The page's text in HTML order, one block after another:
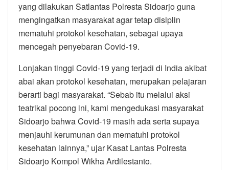
yang dilakukan Satlantas Polresta Sidoarjo guna
mengingatkan masyarakat agar tetap disiplin
mematuhi protokol kesehatan, sebagai upaya
mencegah penyebaran Covid-19.
Lonjakan tinggi Covid-19 yang terjadi di India akibat
abai akan protokol kesehatan, merupakan pelajaran
berarti bagi masyarakat. “Sebab itu melalui aksi
teatrikal pocong ini, kami mengedukasi masyarakat
Sidoarjo bahwa Covid-19 masih ada serta supaya
menjauhi kerumunan dan mematuhi protokol
kesehatan lainnya,” ujar Kasat Lantas Polresta
Sidoarjo Kompol Wikha Ardilestanto.